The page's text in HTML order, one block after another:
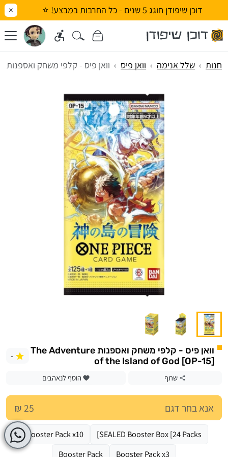
דוכן שיפודן חוגג 5 שנים - כל החרבות במבצע! ⭐ ×
חנות שלל אנימה וואן פיס וואן פיס - קלפי משחק ואספנות The Adventure of the Island of God [OP-15]
וואן פיס - קלפי משחק ואספנות The Adventure
of the Island of God [OP-15]
-
שתף הוסף לנאהבים
אנא בחר דגם 25 ₪
SEALED Booster Box [24 Packs]
Booster Pack x10
Booster Pack x3
Booster Pack